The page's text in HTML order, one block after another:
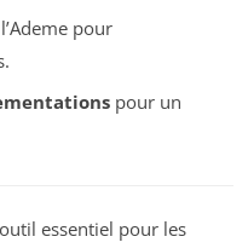
pour
pour un
essentiel pour les